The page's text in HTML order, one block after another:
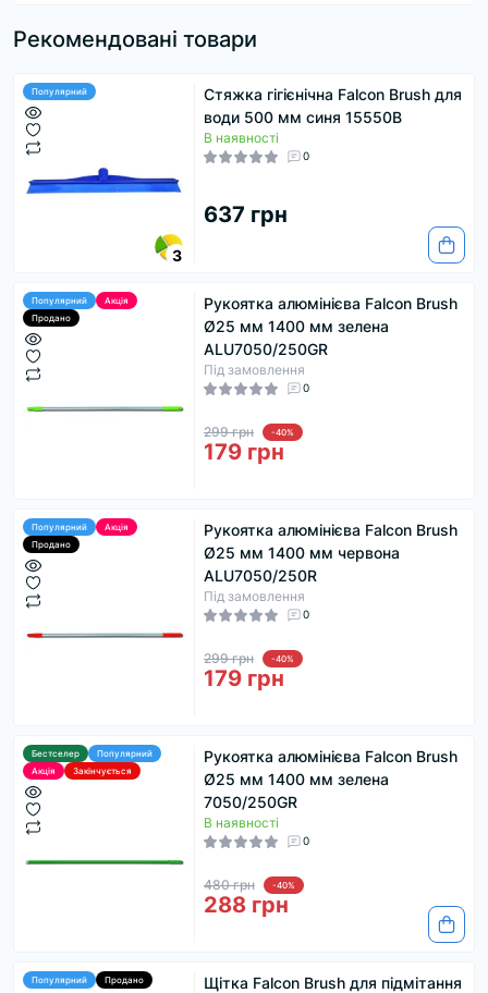
Рекомендовані товари
Популярний
3
Стяжка гігієнічна Falcon Brush для
води 500 мм синя 15550B
В наявності
0
637 грн
Популярний
Акція
Продано
Рукоятка алюмінієва Falcon Brush
Ø25 мм 1400 мм зелена
ALU7050/250GR
Під замовлення
0
299 грн -40%
179 грн
Популярний
Акція
Продано
Рукоятка алюмінієва Falcon Brush
Ø25 мм 1400 мм червона
ALU7050/250R
Під замовлення
0
299 грн -40%
179 грн
Бестселер
Популярний
Акція
Закінчується
Рукоятка алюмінієва Falcon Brush
Ø25 мм 1400 мм зелена
7050/250GR
В наявності
0
480 грн -40%
288 грн
Популярний Продано
Щітка Falcon Brush для підмітання